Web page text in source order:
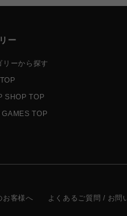
ー
リーから探す
SHOP TOP
GAMES TOP
お客様へ よくあるご質問 / お問